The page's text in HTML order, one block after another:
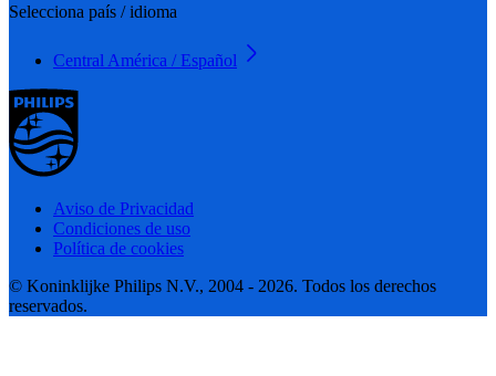
Selecciona país / idioma
Central América / Español
Aviso de Privacidad
Condiciones de uso
Política de cookies
© Koninklijke Philips N.V., 2004 - 2026. Todos los derechos
reservados.